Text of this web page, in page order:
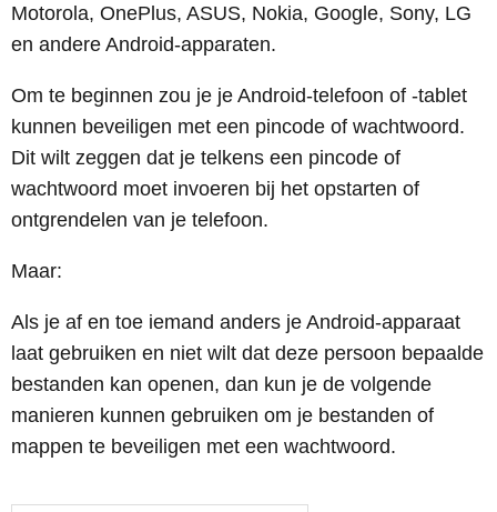
Motorola, OnePlus, ASUS, Nokia, Google, Sony, LG
en andere Android-apparaten.
Om te beginnen zou je je Android-telefoon of -tablet
kunnen beveiligen met een pincode of wachtwoord.
Dit wilt zeggen dat je telkens een pincode of
wachtwoord moet invoeren bij het opstarten of
ontgrendelen van je telefoon.
Maar:
Als je af en toe iemand anders je Android-apparaat
laat gebruiken en niet wilt dat deze persoon bepaalde
bestanden kan openen, dan kun je de volgende
manieren kunnen gebruiken om je bestanden of
mappen te beveiligen met een wachtwoord.